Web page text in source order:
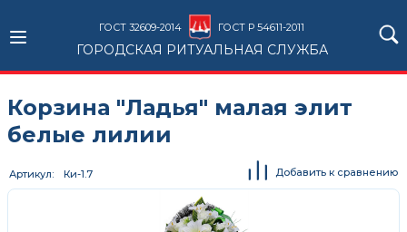
ГОСТ 32609-2014 ГОСТ Р 54611-2011
ГОРОДСКАЯ РИТУАЛЬНАЯ СЛУЖБА
Корзина "Ладья" малая элит
белые лилии
Артикул Ки-1.7 Добавить к сравнению